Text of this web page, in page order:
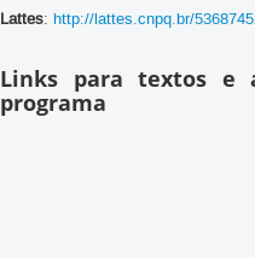
Lattes: http://lattes.cnpq.br/
Links para textos e
programa